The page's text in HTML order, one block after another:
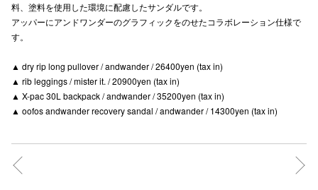
料、塗料を使用した環境に配慮したサンダルです。
アッパーにアンドワンダーのグラフィックをのせたコラボレーション仕様で
す。
▲ dry rip long pullover / andwander / 26400yen (tax in)
▲ rib leggings / mister it. / 20900yen (tax in)
▲ X-pac 30L backpack / andwander / 35200yen (tax in)
▲ oofos andwander recovery sandal / andwander / 14300yen (tax in)